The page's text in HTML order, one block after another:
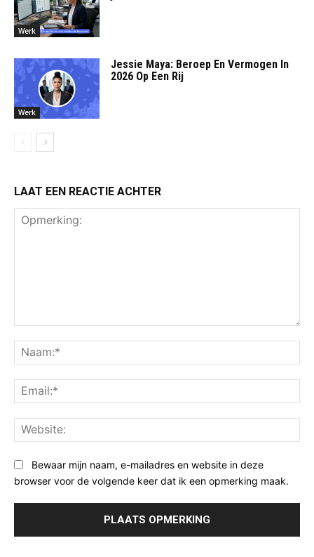
Werk
Werk
Jessie Maya: Beroep En Vermogen In
2026 Op Een Rij
LAAT EEN REACTIE ACHTER
Bewaar mijn naam, e-mailadres en website in deze
browser voor de volgende keer dat ik een opmerking maak.